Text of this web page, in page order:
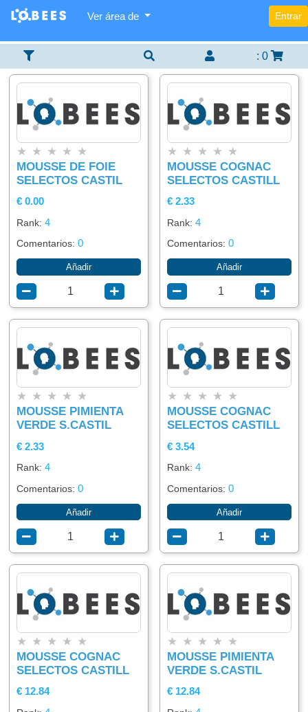
Ver área de Entrar
:0
Categorías
×
Alimentación
Lista
Items
×
Agregar
item
Buscador
×
★ ★ ★ ★ ★
MOUSSE DE FOIE
SELECTOS CASTIL
€ 0.00
Rank:4
Comentarios:0
Añadir
★ ★ ★ ★ ★
MOUSSE COGNAC
SELECTOS CASTILL
€ 2.33
Rank:4
Comentarios:0
Añadir
★ ★ ★ ★ ★
MOUSSE PIMIENTA
VERDE S.CASTIL
€ 2.33
Rank:4
Comentarios:0
Añadir
★ ★ ★ ★ ★
MOUSSE COGNAC
SELECTOS CASTILL
€ 3.54
Rank:4
Comentarios:0
Añadir
★ ★ ★ ★ ★
MOUSSE COGNAC
SELECTOS CASTILL
€ 12.84
★ ★ ★ ★ ★
MOUSSE PIMIENTA
VERDE S.CASTIL
€ 12.84